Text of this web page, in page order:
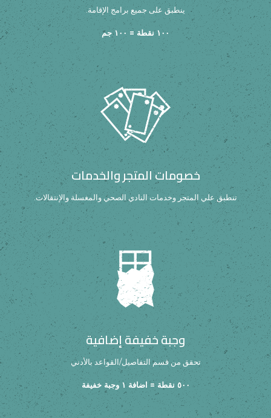
ينطبق على جميع برامج الإقامة.
١٠٠ نقطة = ١٠٠ جم
خصومات المتجر والخدمات
تنطبق علي المتجر وخدمات النادي الصحي والمغسلة والإنتقالات.
وجبة خفيفة إضافية
تحقق من قسم التفاصيل/القواعد بالأدني
٥٠٠ نقطة = اضافة ١ وجبة خفيفة